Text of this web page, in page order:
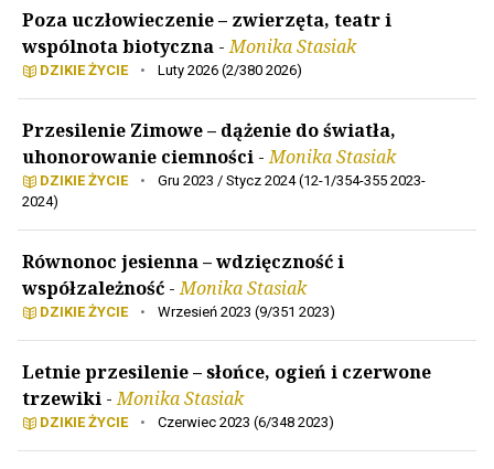
Poza uczłowieczenie – zwierzęta, teatr i
wspólnota biotyczna -Monika Stasiak
DZIKIE ŻYCIE • Luty 2026 (2/380 2026)
Przesilenie Zimowe – dążenie do światła,
uhonorowanie ciemności -Monika Stasiak
DZIKIE ŻYCIE •
Gru 2023 / Stycz 2024 (12-1/354-355 2023-
2024)
Równonoc jesienna – wdzięczność i
współzależność -Monika Stasiak
DZIKIE ŻYCIE • Wrzesień 2023 (9/351 2023)
Letnie przesilenie – słońce, ogień i czerwone
trzewiki -Monika Stasiak
DZIKIE ŻYCIE • Czerwiec 2023 (6/348 2023)